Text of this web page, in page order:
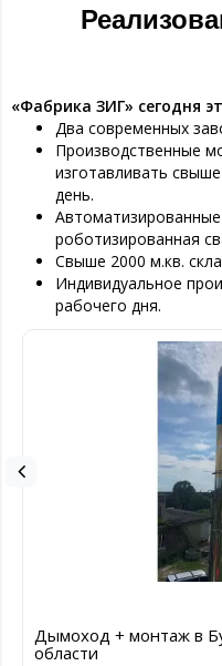
«Фабрика ЗИГ» сегодня
Два современных
Производственные
изготавливать
день.
роботизированная
Свыше 2000 м.кв.
Индивидуальное
рабочего дня.
Дымоход + монтаж в
области